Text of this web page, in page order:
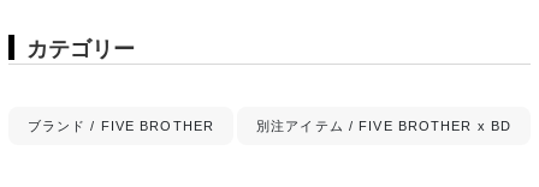
カテゴリー
ブランド / FIVE BROTHER 別注アイテム / FIVE BROTHER x BD